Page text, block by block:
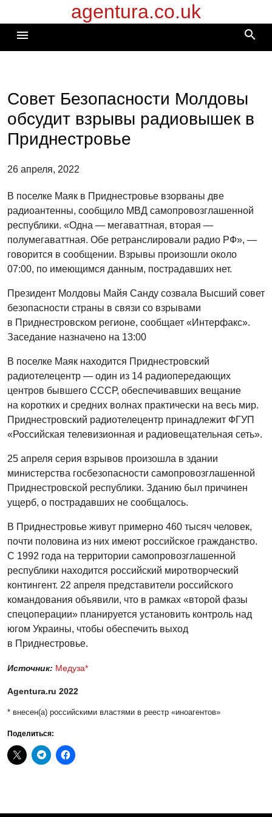
к
содержимому
agentura.co.uk
menu search
Совет Безопасности Молдовы
обсудит взрывы радиовышек в
Приднестровье
26 апреля, 2022
В поселке Маяк в Приднестровье взорваны две
радиоантенны, сообщило МВД самопровозглашенной
республики. «Одна — мегаваттная, вторая —
полумегаваттная. Обе ретранслировали радио РФ», —
говорится в сообщении. Взрывы произошли около
07:00, по имеющимся данным, пострадавших нет.
Президент Молдовы Майя Санду созвала Высший совет
безопасности страны в связи со взрывами
в Приднестровском регионе, сообщает «Интерфакс».
Заседание назначено на 13:00
В поселке Маяк находится Приднестровский
радиотелецентр — один из 14 радиопередающих
центров бывшего СССР, обеспечивавших вещание
на коротких и средних волнах практически на весь мир.
Приднестровский радиотелецентр принадлежит ФГУП
«Российская телевизионная и радиовещательная сеть».
25 апреля серия взрывов произошла в здании
министерства госбезопасности самопровозглашенной
Приднестровской республики. Зданию был причинен
ущерб, о пострадавших не сообщалось.
В Приднестровье живут примерно 460 тысяч человек,
почти половина из них имеют российское гражданство.
С 1992 года на территории самопровозглашенной
республики находится российский миротворческий
контингент. 22 апреля представители российского
командования объявили, что в рамках «второй фазы
спецоперации» планируется установить контроль над
югом Украины, чтобы обеспечить выход
в Приднестровье.
Источник: Медуза*
Agentura.ru 2022
* внесен(a) российскими властями в реестр «иноагентов»
Поделиться: